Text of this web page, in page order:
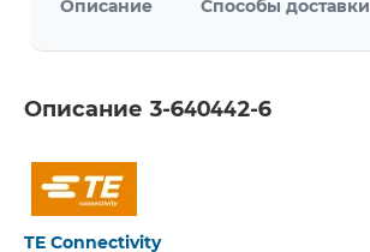
Описание Способы доставки
Описание 3-640442-6
TE Connectivity